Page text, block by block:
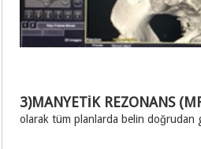
3)MANYETİK REZONANS
olarak tüm planlarda belin doğrudan